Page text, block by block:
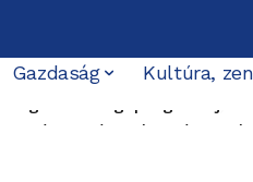
Gazdaság Kultúra,
hétvégi
várak és nyári esték